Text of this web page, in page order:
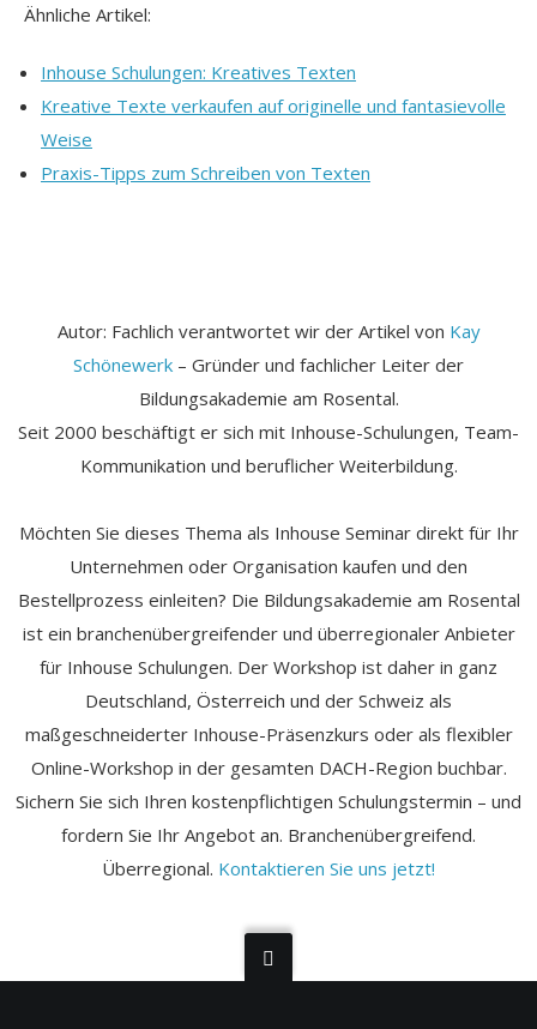
Ähnliche Artikel:
Inhouse Schulungen: Kreatives Texten
Kreative Texte verkaufen auf originelle und fantasievolle
Weise
Praxis-Tipps zum Schreiben von Texten
Autor: Fachlich verantwortet wir der Artikel von Kay
Schönewerk – Gründer und fachlicher Leiter der
Bildungsakademie am Rosental.
Seit 2000 beschäftigt er sich mit Inhouse-Schulungen, Team-
Kommunikation und beruflicher Weiterbildung.
Möchten Sie dieses Thema als Inhouse Seminar direkt für Ihr
Unternehmen oder Organisation kaufen und den
Bestellprozess einleiten? Die Bildungsakademie am Rosental
ist ein branchenübergreifender und überregionaler Anbieter
für Inhouse Schulungen. Der Workshop ist daher in ganz
Deutschland, Österreich und der Schweiz als
maßgeschneiderter Inhouse-Präsenzkurs oder als flexibler
Online-Workshop in der gesamten DACH-Region buchbar.
Sichern Sie sich Ihren kostenpflichtigen Schulungstermin – und
fordern Sie Ihr Angebot an. Branchenübergreifend.
Überregional. Kontaktieren Sie uns jetzt!